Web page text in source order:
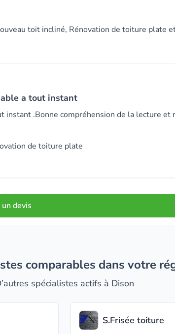
toit incliné, Rénovation de toiture plate
a tout instant
instant .Bonne compréhension de la lecture et
de toiture plate
devis
comparables dans votre
spécialistes actifs à Dison
S.Frisée toiture